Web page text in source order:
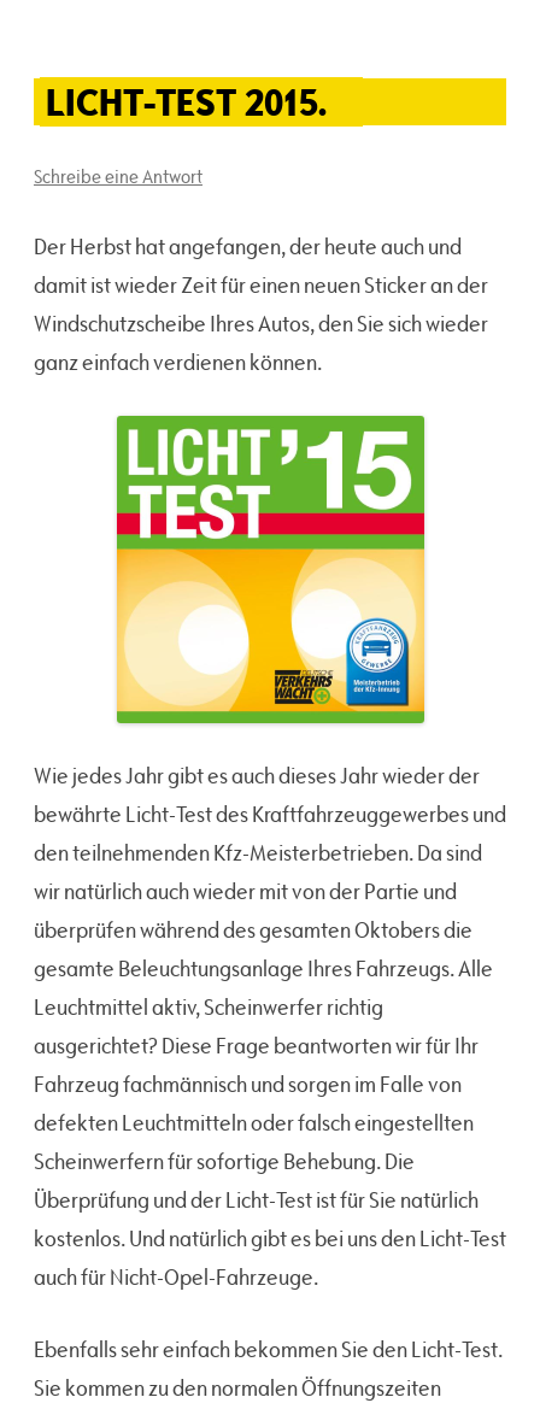
LICHT-TEST 2015.
Schreibe eine Antwort
Der Herbst hat angefangen, der heute auch und
damit ist wieder Zeit für einen neuen Sticker an der
Windschutzscheibe Ihres Autos, den Sie sich wieder
ganz einfach verdienen können.
Wie jedes Jahr gibt es auch dieses Jahr wieder der
bewährte Licht-Test des Kraftfahrzeuggewerbes und
den teilnehmenden Kfz-Meisterbetrieben. Da sind
wir natürlich auch wieder mit von der Partie und
überprüfen während des gesamten Oktobers die
gesamte Beleuchtungsanlage Ihres Fahrzeugs. Alle
Leuchtmittel aktiv, Scheinwerfer richtig
ausgerichtet? Diese Frage beantworten wir für Ihr
Fahrzeug fachmännisch und sorgen im Falle von
defekten Leuchtmitteln oder falsch eingestellten
Scheinwerfern für sofortige Behebung. Die
Überprüfung und der Licht-Test ist für Sie natürlich
kostenlos. Und natürlich gibt es bei uns den Licht-Test
auch für Nicht-Opel-Fahrzeuge.
Ebenfalls sehr einfach bekommen Sie den Licht-Test.
Sie kommen zu den normalen Öffnungszeiten